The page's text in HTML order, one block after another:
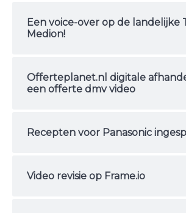
Een voice-over op de landelijke
Medion!
Offerteplanet.nl digitale
een offerte dmv video
Recepten voor Panasonic
Video revisie op Frame.io